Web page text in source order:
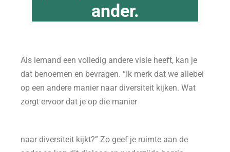
ander.
Als iemand een volledig andere visie heeft, kan je
dat benoemen en bevragen. “Ik merk dat we allebei
op een andere manier naar diversiteit kijken. Wat
zorgt ervoor dat je op die manier
naar diversiteit kijkt?” Zo geef je ruimte aan de